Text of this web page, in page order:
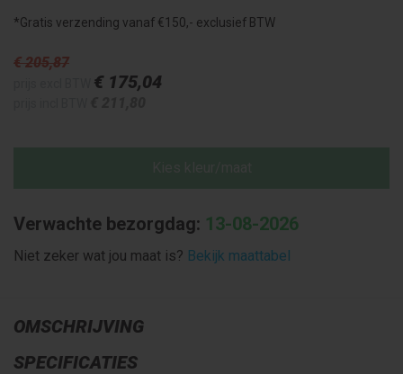
*Gratis verzending vanaf €150,- exclusief BTW
€ 205,87
€ 175,04
Verwachte bezorgdag: 13-08-2026
Niet zeker wat jou maat is? Bekijk maattabel
OMSCHRIJVING
SPECIFICATIES